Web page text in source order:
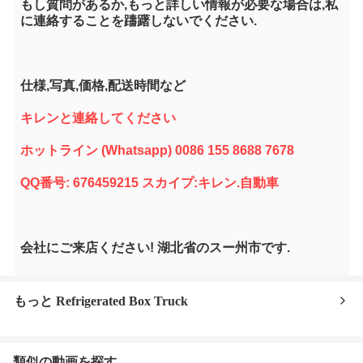
もし質問があるか,もっと詳しい情報が必要な場合は,私
に連絡することを躊躇しないでください.
仕様,写真,価格,配送時間など
キレンと連絡してください
ホットライン (Whatsapp) 0086 155 8688 7678
QQ番号: 676459215 スカイプ:キレン.自動車
会社にご来店ください! 湖北省のスー州市です.
もっと Refrigerated Box Truck